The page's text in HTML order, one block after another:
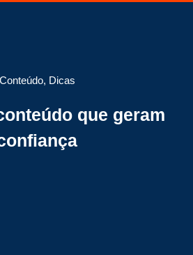
Conteúdo, Dicas
que geram